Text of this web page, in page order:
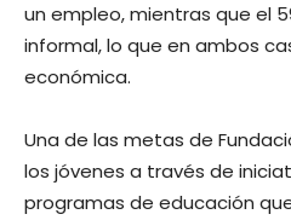
un empleo, mientras que el
informal, lo que en ambos
económica.
Una de las metas de
los jóvenes a través de
programas de educación